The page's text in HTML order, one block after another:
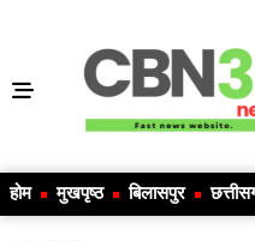
होम मुखपृष्ठ बिलासपुर